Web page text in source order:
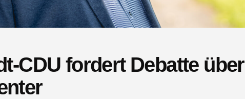
CDU fordert Debatte über